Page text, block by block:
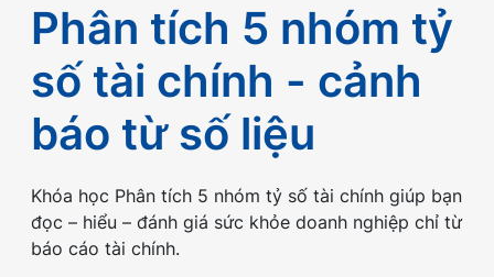
Phân tích 5 nhóm tỷ
số tài chính - cảnh
báo từ số liệu
Khóa học Phân tích 5 nhóm tỷ số tài chính giúp bạn
đọc – hiểu – đánh giá sức khỏe doanh nghiệp chỉ từ
báo cáo tài chính.